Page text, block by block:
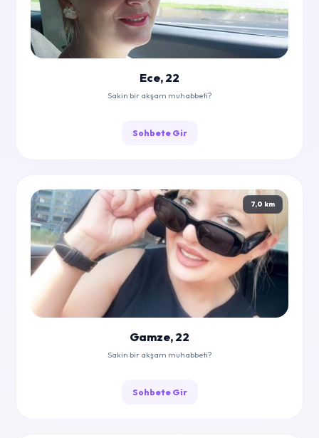
Ece, 22
Sakin bir akşam muhabbeti?
Sohbete Gir
7,0 km
Gamze, 22
Sakin bir akşam muhabbeti?
Sohbete Gir